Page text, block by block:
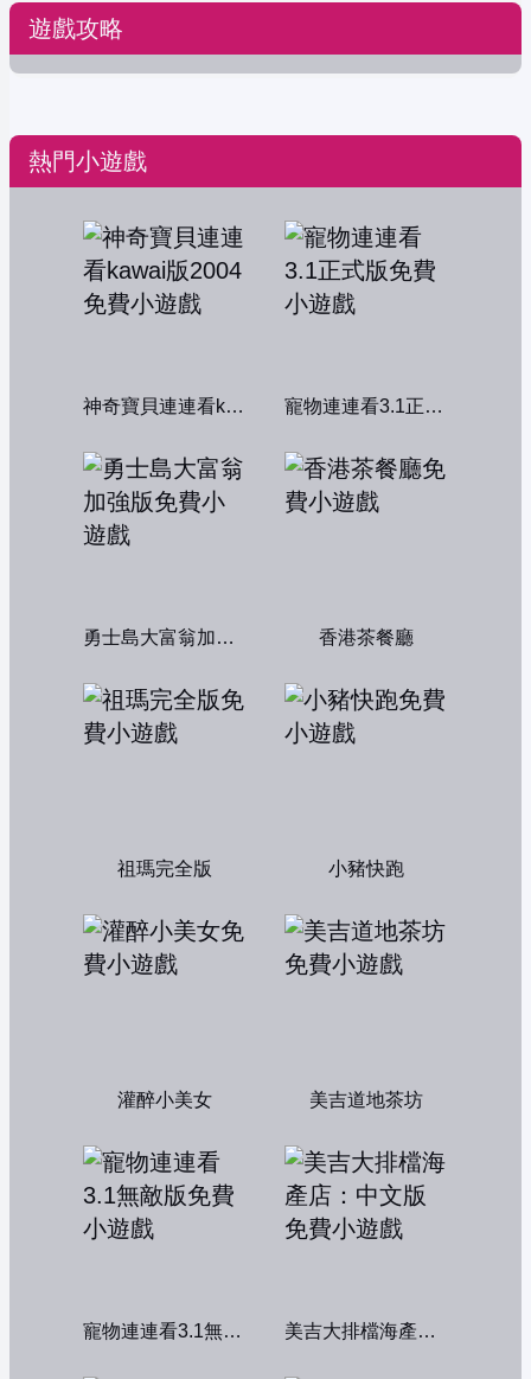
遊戲攻略
熱門小遊戲
神奇寶貝連連看kawai版2004 寵物連連看3.1正式版
勇士島大富翁加強版 香港茶餐廳
祖瑪完全版 小豬快跑
灌醉小美女 美吉道地茶坊
寵物連連看3.1無敵版 美吉大排檔海產店：中文版